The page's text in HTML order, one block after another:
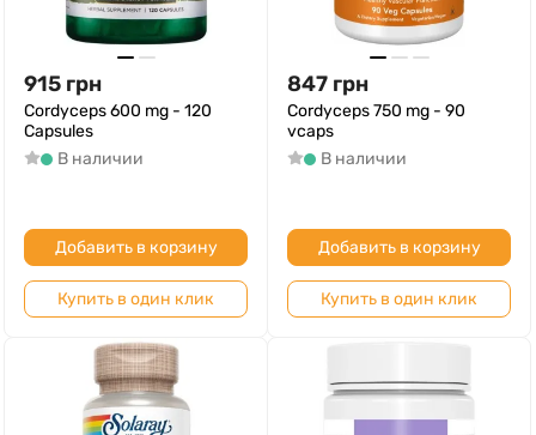
915 грн
Cordyceps 600 mg - 120
Capsules
В наличии
Добавить в корзину
Купить в один клик
847 грн
Cordyceps 750 mg - 90
vcaps
В наличии
Добавить в корзину
Купить в один клик